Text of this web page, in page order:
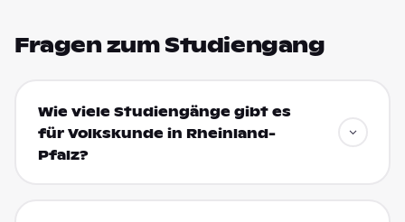
Fragen zum Studiengang
Wie viele Studiengänge gibt es
für Volkskunde in Rheinland-
Pfalz?